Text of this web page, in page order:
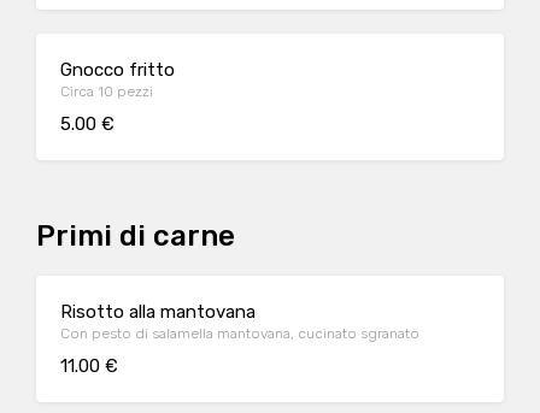
Gnocco fritto
Circa 10 pezzi
5.00 €
Primi di carne
Risotto alla mantovana
Con pesto di salamella mantovana, cucinato sgranato
11.00 €